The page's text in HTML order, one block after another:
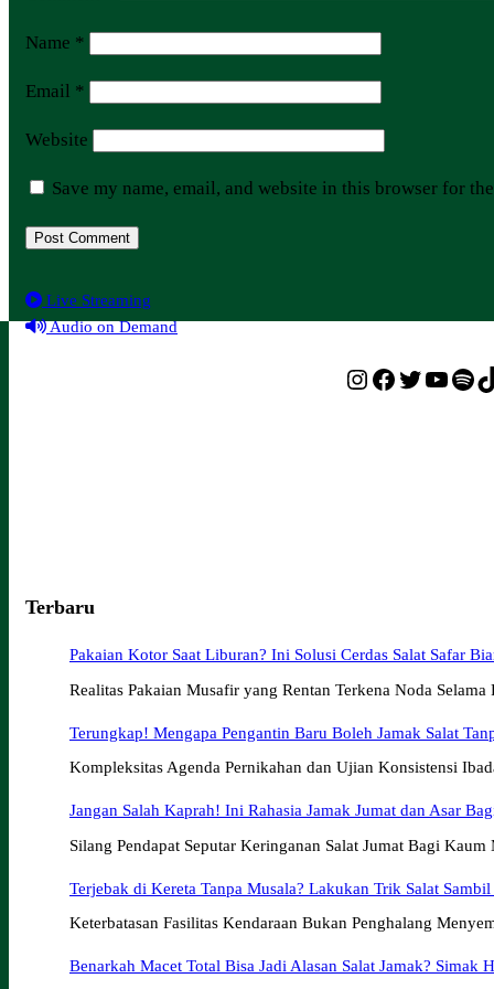
Name *
Email *
Website
Save my name, email, and website in this browser for
Live Streaming
Audio on Demand
Instagram
Facebook
Twitter
Terbaru
Pakaian Kotor Saat Liburan? Ini Solusi Cerdas Salat Safar
Realitas Pakaian Musafir yang Rentan Terkena Noda
Terungkap! Mengapa Pengantin Baru Boleh Jamak Salat
Kompleksitas Agenda Pernikahan dan Ujian Konsistensi
Jangan Salah Kaprah! Ini Rahasia Jamak Jumat dan Asar
Silang Pendapat Seputar Keringanan Salat Jumat Bagi
Terjebak di Kereta Tanpa Musala? Lakukan Trik Salat
Keterbatasan Fasilitas Kendaraan Bukan Penghalang
Benarkah Macet Total Bisa Jadi Alasan Salat Jamak? Simak